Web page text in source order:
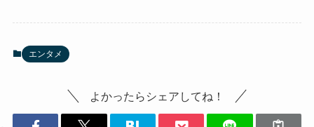
エンタメ
よかったらシェアしてね！